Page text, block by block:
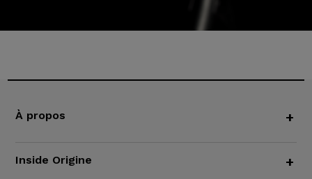
À propos +
Inside Origine +